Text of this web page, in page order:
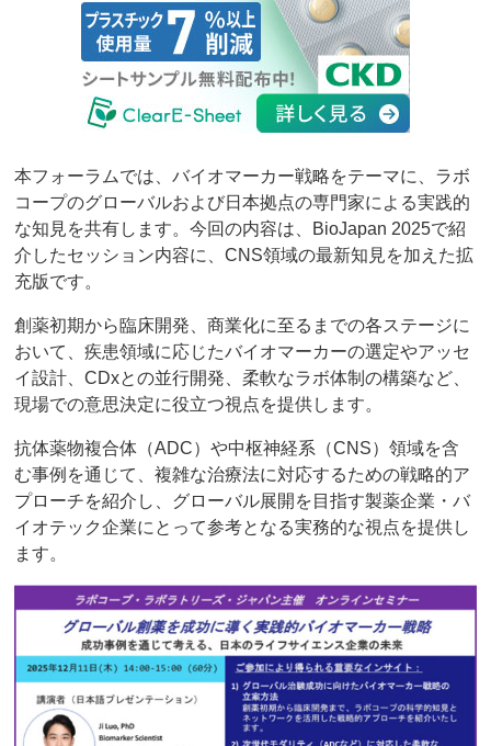
本フォーラムでは、バイオマーカー戦略をテーマに、ラボ
コープのグローバルおよび日本拠点の専門家による実践的
な知見を共有します。今回の内容は、BioJapan 2025で紹
介したセッション内容に、CNS領域の最新知見を加えた拡
充版です。
創薬初期から臨床開発、商業化に至るまでの各ステージに
おいて、疾患領域に応じたバイオマーカーの選定やアッセ
イ設計、CDxとの並行開発、柔軟なラボ体制の構築など、
現場での意思決定に役立つ視点を提供します。
抗体薬物複合体（ADC）や中枢神経系（CNS）領域を含
む事例を通じて、複雑な治療法に対応するための戦略的ア
プローチを紹介し、グローバル展開を目指す製薬企業・バ
イオテック企業にとって参考となる実務的な視点を提供し
ます。